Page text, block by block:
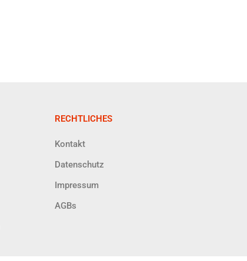
RECHTLICHES
Kontakt
Datenschutz
Impressum
AGBs